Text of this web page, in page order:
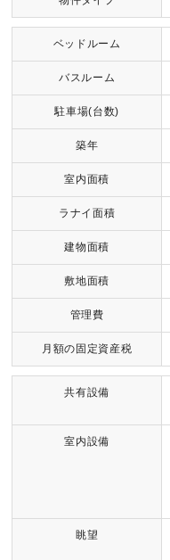
ベッドルーム
バスルーム
駐車場(台数)
築年
室内面積
ラナイ面積
建物面積
敷地面積
管理費
月額の固定資産税
共有設備
室内設備
眺望